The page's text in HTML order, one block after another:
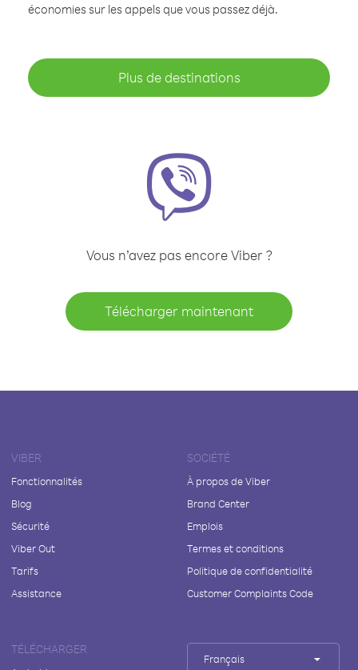
économies sur les appels que vous passez déjà.
Plus de destinations
Vous n’avez pas encore Viber ?
Télécharger maintenant
VIBER
Fonctionnalités
Blog
Sécurité
Viber Out
Tarifs
Assistance
SOCIÉTÉ
À propos de Viber
Brand Center
Emplois
Termes et conditions
Politique de confidentialité
Customer Complaints Code
TÉLÉCHARGER
Français